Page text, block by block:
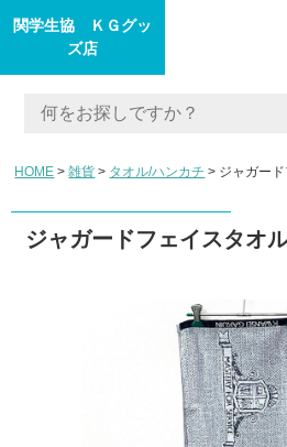
関学生協 ＫＧグッ
ズ店
HOME 雑貨 タオル/ハンカチ ジャガー
ジャガードフェイスタオ